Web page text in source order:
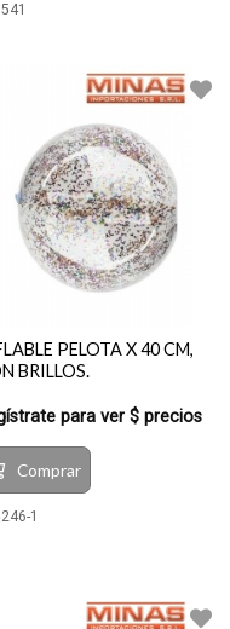
PELOTA X 40 CM,
BRILLOS.
para ver $ precios
Comprar
1